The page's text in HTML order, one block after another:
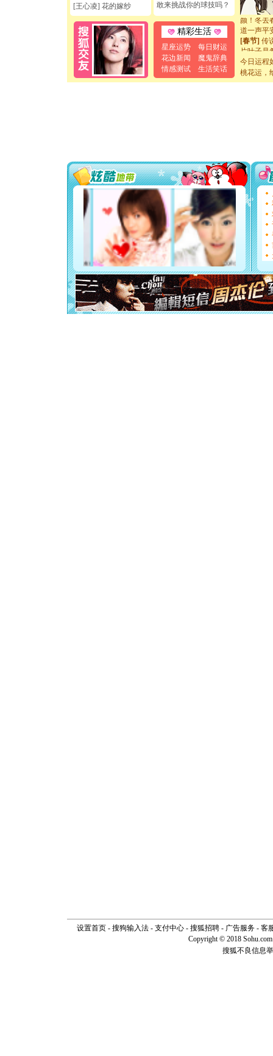
[王心凌] 花的嫁纱
敢来挑战你的球技吗？
精彩生活
星座运势
每日财运
花边新闻
魔鬼辞典
情感测试
生活笑话
[春节]风
颜！冬去
道一声平
[春节] 传
片叶子是
送你一棵
[圣诞节]
你太多，
断电。爱
你是我专
[元旦]如
起；二
离。水
[元旦]
当
泣，这
卖了。
[春节]
风
颜！冬
道一声
[春节]传
片叶子是
送你一棵
今日运程
桃花运，
设置首页- 搜狗输入法- 支付中心- 搜狐招聘- 广告服务- 客
Copyright © 2018
搜狐不良信息